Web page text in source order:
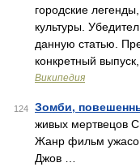
городские
культуры.
данную статью.
конкретный
Википедия
124 Зомби,
живых мертвецов
Жанр фильм
Джов …